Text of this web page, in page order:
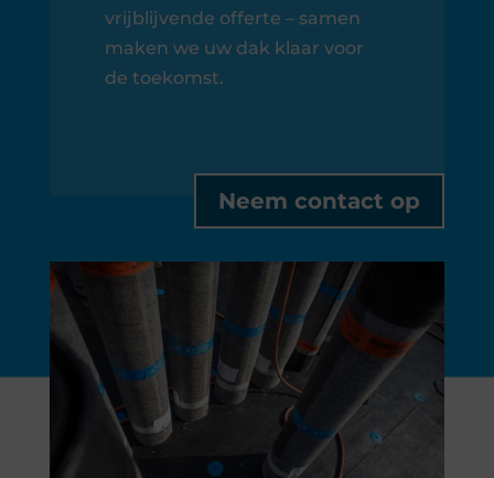
vrijblijvende offerte – samen
maken we uw dak klaar voor
de toekomst.
Neem contact op